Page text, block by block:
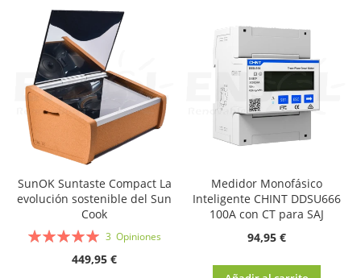
SunOK Suntaste Compact La
evolución sostenible del Sun
Cook
Valoración:
3 Opiniones
449,95 €
Medidor Monofásico
Inteligente CHINT DDSU666
100A con CT para SAJ
94,95 €